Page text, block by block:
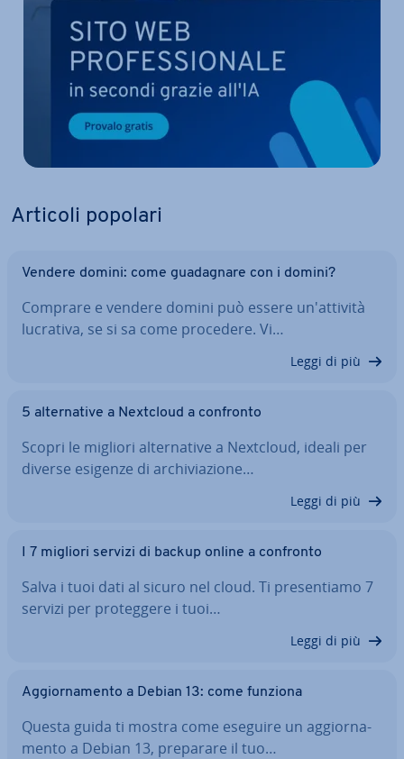
Articoli popolari
Vendere domini: come gua­da­gna­re con i domini?
Comprare e vendere domini può essere un'at­ti­vi­tà
lucrativa, se si sa come procedere. Vi…
Leggi di più
5 al­ter­na­ti­ve a Nextcloud a confronto
Scopri le migliori al­ter­na­ti­ve a Nextcloud, ideali per
diverse esigenze di ar­chi­via­zio­ne…
Leggi di più
I 7 migliori servizi di backup online a confronto
Salva i tuoi dati al sicuro nel cloud. Ti pre­sen­tia­mo 7
servizi per pro­teg­ge­re i tuoi…
Leggi di più
Ag­gior­na­men­to a Debian 13: come funziona
Questa guida ti mostra come eseguire un ag­gior­na­
men­to a Debian 13, preparare il tuo…